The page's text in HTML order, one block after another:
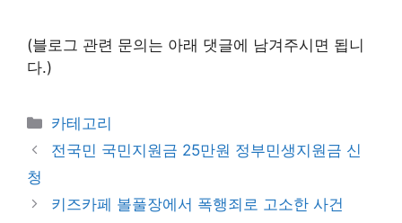
(블로그 관련 문의는 아래 댓글에 남겨주시면 됩니
다.)
Categories
카테고리
전국민 국민지원금 25만원 정부민생지원금 신
청
키즈카페 볼풀장에서 폭행죄로 고소한 사건